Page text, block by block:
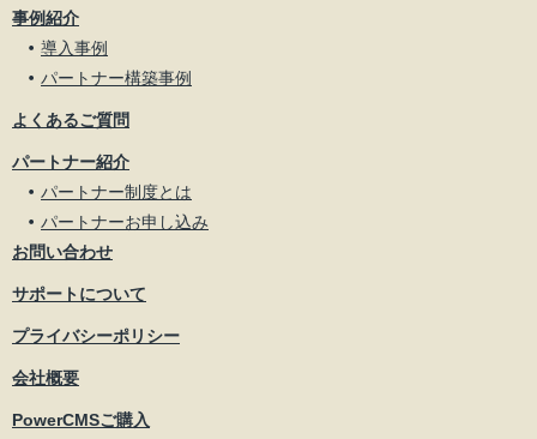
事例紹介
導入事例
パートナー構築事例
よくあるご質問
パートナー紹介
パートナー制度とは
パートナーお申し込み
お問い合わせ
サポートについて
プライバシーポリシー
会社概要
PowerCMSご購入